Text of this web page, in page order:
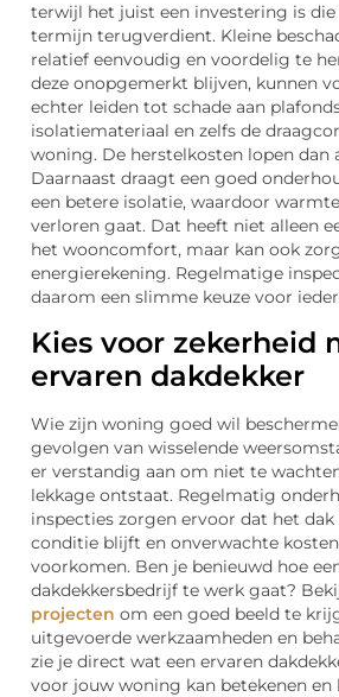
terwijl het juist een investering is die
termijn terugverdient. Kleine
relatief eenvoudig en voordelig te
deze onopgemerkt blijven, kunnen
echter leiden tot schade aan
isolatiemateriaal en zelfs de
woning. De herstelkosten lopen dan
Daarnaast draagt een goed
een betere isolatie, waardoor
verloren gaat. Dat heeft niet alleen
het wooncomfort, maar kan ook
energierekening. Regelmatige
daarom een slimme keuze voor
Kies voor zekerheid
ervaren dakdekker
Wie zijn woning goed wil
gevolgen van wisselende
er verstandig aan om niet te
lekkage ontstaat. Regelmatig
inspecties zorgen ervoor dat het
conditie blijft en onverwachte
voorkomen. Ben je benieuwd hoe
dakdekkersbedrijf te werk gaat?
projecten om een goed beeld te
uitgevoerde werkzaamheden en
zie je direct wat een ervaren
voor jouw woning kan betekenen en